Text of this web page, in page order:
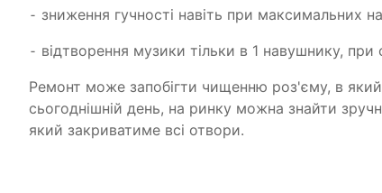
⁃ зниження гучності навіть при максимальних
⁃ відтворення музики тільки в 1 навушнику, при
Ремонт може запобігти чищенню роз'єму, в
сьогоднішній день, на ринку можна знайти
який закриватиме всі отвори.